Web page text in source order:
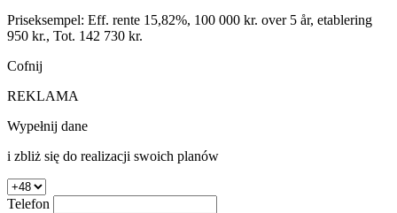
Priseksempel: Eff. rente 15,82%, 100 000 kr. over 5 år, etablering
950 kr., Tot. 142 730 kr.
Cofnij
REKLAMA
Wypełnij dane
i zbliż się do realizacji swoich planów
Telefon